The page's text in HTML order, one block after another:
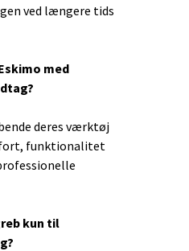
ved længere tids
med
deres værktøj
funktionalitet
kun til